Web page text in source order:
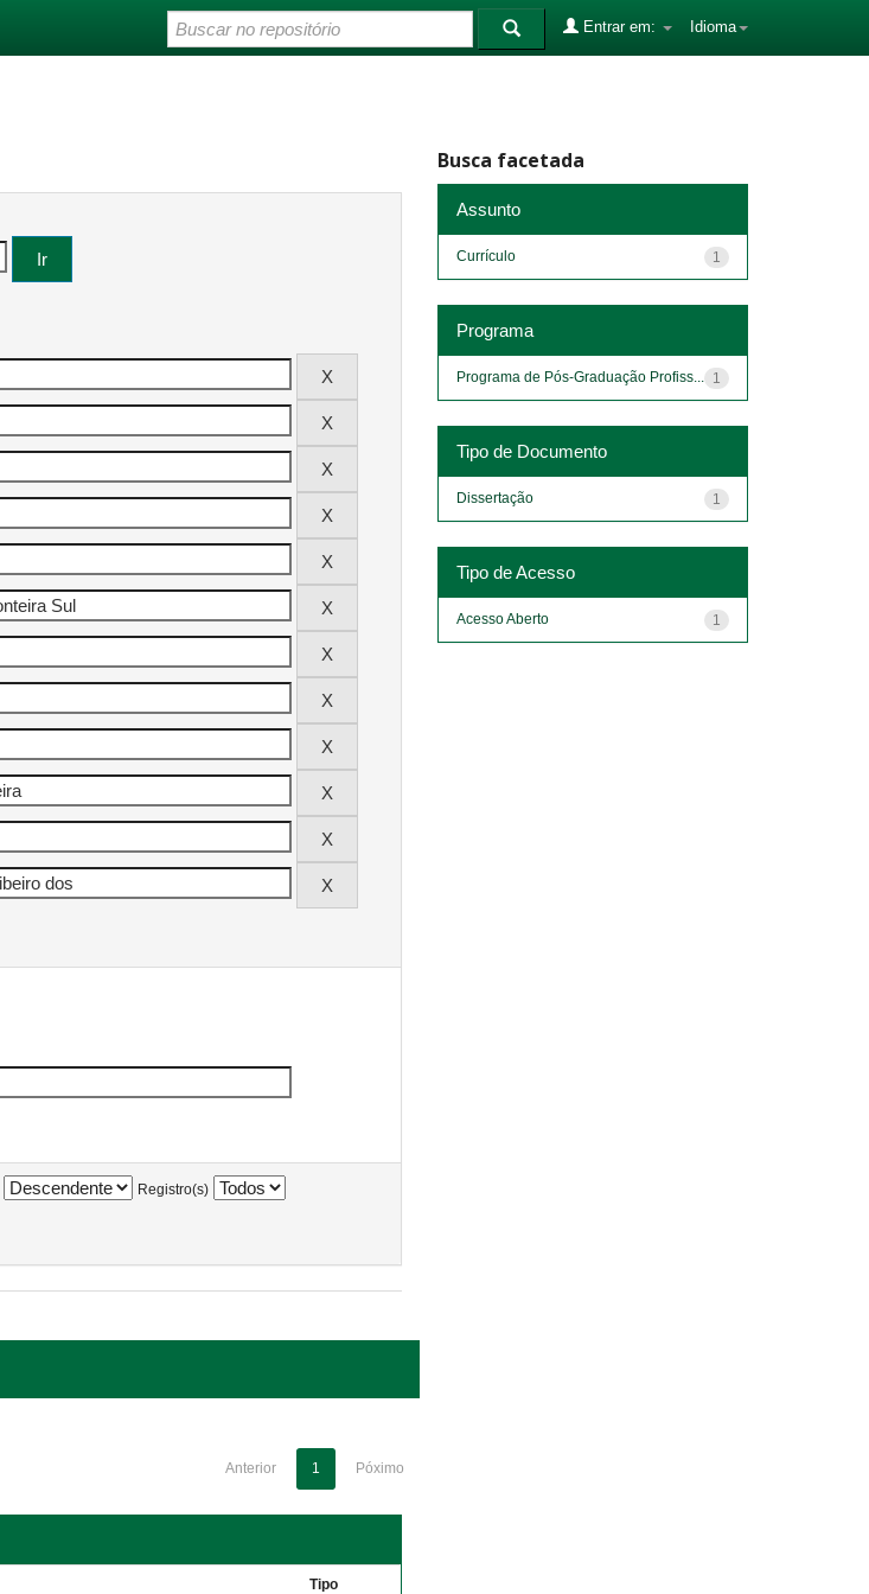
Idioma
Entrar em:
Registro(s)
Anterior 1 Póximo
Tipo
Busca facetada
Assunto
1
Currículo
Programa
1
Programa de Pós-Graduação Profiss...
Tipo de Documento
1
Dissertação
Tipo de Acesso
1
Acesso Aberto